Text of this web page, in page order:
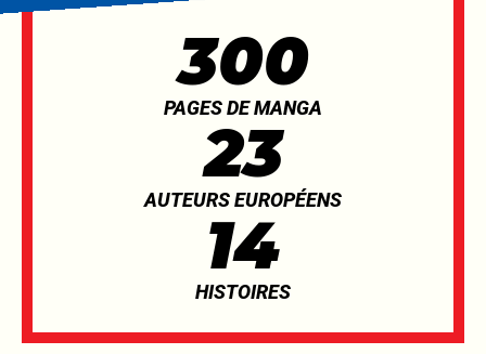
300
PAGES DE MANGA
23
AUTEURS EUROPÉENS
14
HISTOIRES